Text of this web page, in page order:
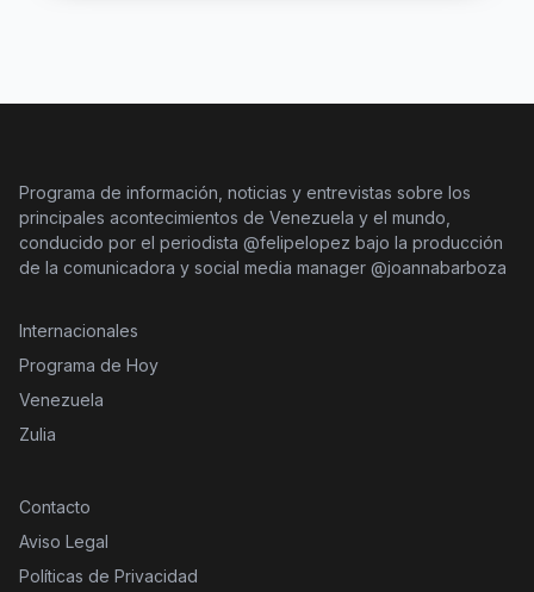
Programa de información, noticias y entrevistas sobre los
principales acontecimientos de Venezuela y el mundo,
conducido por el periodista @felipelopez bajo la producción
de la comunicadora y social media manager @joannabarboza
Internacionales
Programa de Hoy
Venezuela
Zulia
Contacto
Aviso Legal
Políticas de Privacidad